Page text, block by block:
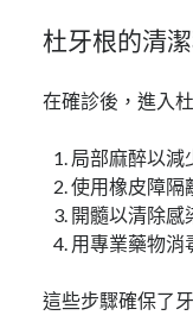
杜牙根的清
在確診後，進入
局部麻醉以減
使用橡皮障隔
開髓以清除感
用專業藥物消
這些步驟確保了